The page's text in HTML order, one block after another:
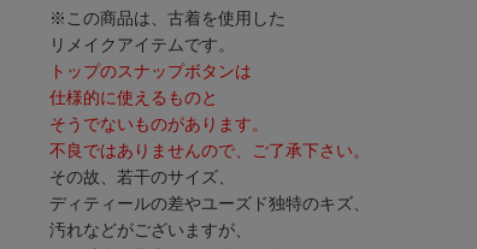
※この商品は、古着を使用した
リメイクアイテムです。
トップのスナップボタンは
仕様的に使えるものと
そうでないものがあります。
不良ではありませんので、ご了承下さい。
その故、若干のサイズ、
ディティールの差やユーズド独特のキズ、
汚れなどがございますが、